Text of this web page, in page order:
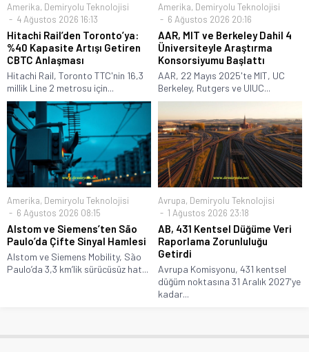
Amerika, Demiryolu Teknolojisi
4 Ağustos 2026 16:13
Hitachi Rail’den Toronto’ya:
%40 Kapasite Artışı Getiren
CBTC Anlaşması
Hitachi Rail, Toronto TTC'nin 16,3
millik Line 2 metrosu için...
Amerika, Demiryolu Teknolojisi
6 Ağustos 2026 20:16
AAR, MIT ve Berkeley Dahil 4
Üniversiteyle Araştırma
Konsorsiyumu Başlattı
AAR, 22 Mayıs 2025'te MIT, UC
Berkeley, Rutgers ve UIUC...
Amerika, Demiryolu Teknolojisi
6 Ağustos 2026 08:15
Alstom ve Siemens’ten São
Paulo’da Çifte Sinyal Hamlesi
Alstom ve Siemens Mobility, São
Paulo’da 3,3 km’lik sürücüsüz hat...
Avrupa, Demiryolu Teknolojisi
1 Ağustos 2026 23:18
AB, 431 Kentsel Düğüme Veri
Raporlama Zorunluluğu
Getirdi
Avrupa Komisyonu, 431 kentsel
düğüm noktasına 31 Aralık 2027'ye
kadar...